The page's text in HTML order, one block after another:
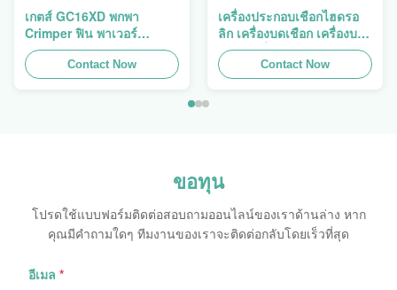
เกตส์ GC16XD พกพา
Crimper ฟิน พาเวอร์
P16HP คู่มือไฮดรอลิกเคเบิล
Crimper สําหรับขาย
Contact Now
เครื่องประกอบเชือกไฮดรอ
ลิก เครื่องบดเชือก เครื่องบด
เชือก เครื่องบดเชือก Finn
Power Swager
Contact Now
ขอทุน
โปรดใช้แบบฟอร์มติดต่อสอบถามออนไลน์ของเราด้านล่าง หาก
คุณมีคำถามใดๆ ทีมงานของเราจะติดต่อกลับโดยเร็วที่สุด
อีเมล *